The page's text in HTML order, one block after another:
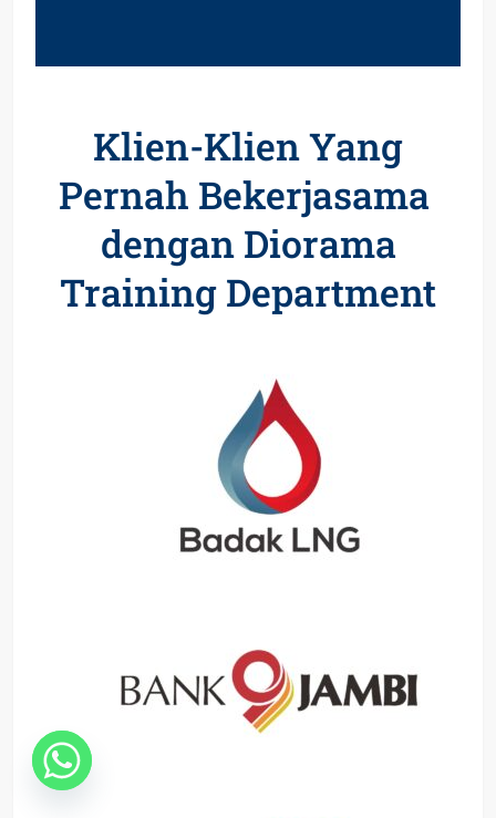
Klien-Klien Yang
Pernah Bekerjasama
dengan Diorama
Training Department